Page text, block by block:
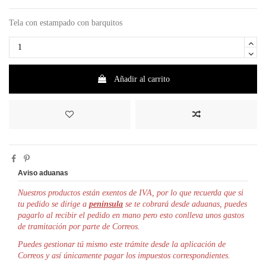
Tela con estampado con barquitos
Añadir al carrito
Aviso aduanas
Nuestros productos están exentos de IVA, por lo que recuerda que si
tu pedido se dirige a península se te cobrará desde aduanas, puedes
pagarlo al recibir el pedido en mano pero esto conlleva unos gastos
de tramitación por parte de Correos.
Puedes gestionar tú mismo este trámite desde la aplicación de
Correos y así únicamente pagar los impuestos correspondientes.